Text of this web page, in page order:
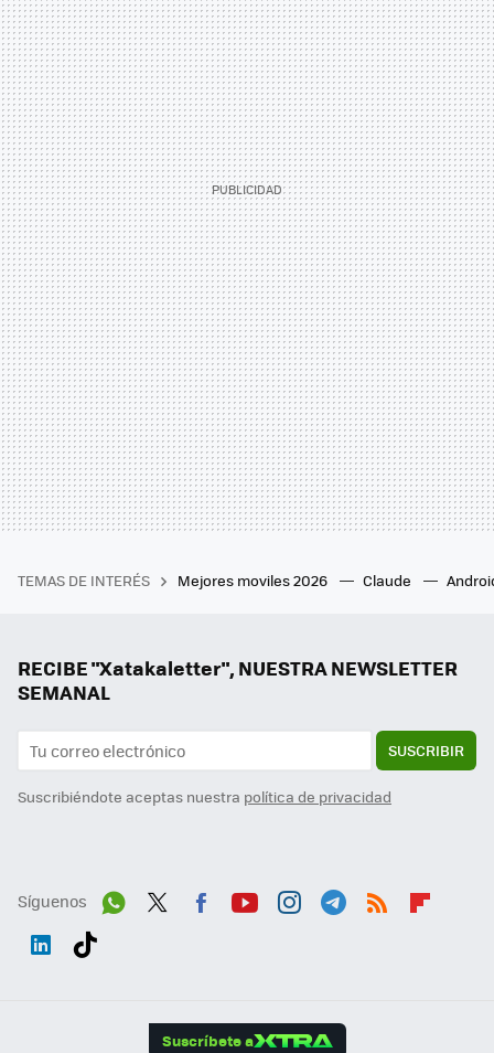
TEMAS DE INTERÉS Mejores moviles 2026 Claude
RECIBE "Xatakaletter", NUESTRA NEWSLETTER
SEMANAL
SUSCRIBIR
Suscribiéndote aceptas nuestra política de privacidad
Síguenos
Suscríbete a